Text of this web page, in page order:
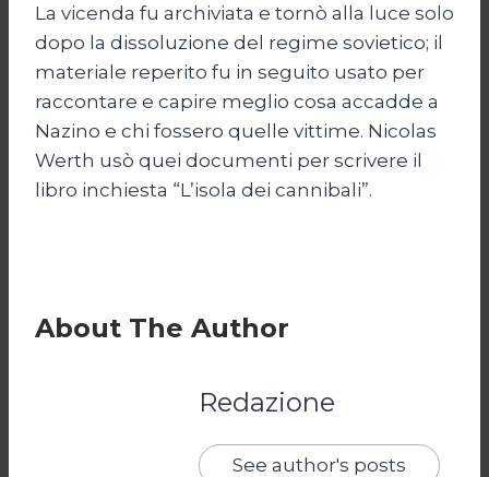
La vicenda fu archiviata e tornò alla luce solo
dopo la dissoluzione del regime sovietico; il
materiale reperito fu in seguito usato per
raccontare e capire meglio cosa accadde a
Nazino e chi fossero quelle vittime. Nicolas
Werth usò quei documenti per scrivere il
libro inchiesta “L’isola dei cannibali”.
About The Author
Redazione
See author's posts